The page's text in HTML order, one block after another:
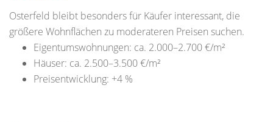
Osterfeld bleibt besonders für Käufer interessant, die
größere Wohnflächen zu moderateren Preisen suchen.
Eigentumswohnungen: ca. 2.000–2.700 €/m²
Häuser: ca. 2.500–3.500 €/m²
Preisentwicklung: +4 %